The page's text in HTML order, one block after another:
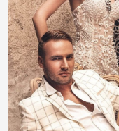
Uzimanje mera
Galerija
Najam Venčanica
Kontakt